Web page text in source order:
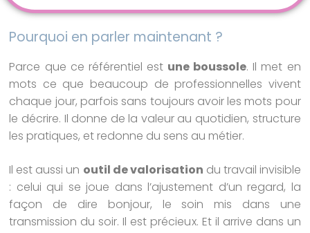
Pourquoi en parler maintenant ?
Parce que ce référentiel est une boussole. Il met en
mots ce que beaucoup de professionnelles vivent
chaque jour, parfois sans toujours avoir les mots pour
le décrire. Il donne de la valeur au quotidien, structure
les pratiques, et redonne du sens au métier.
Il est aussi un outil de valorisation du travail invisible
: celui qui se joue dans l’ajustement d’un regard, la
façon de dire bonjour, le soin mis dans une
transmission du soir. Il est précieux. Et il arrive dans un